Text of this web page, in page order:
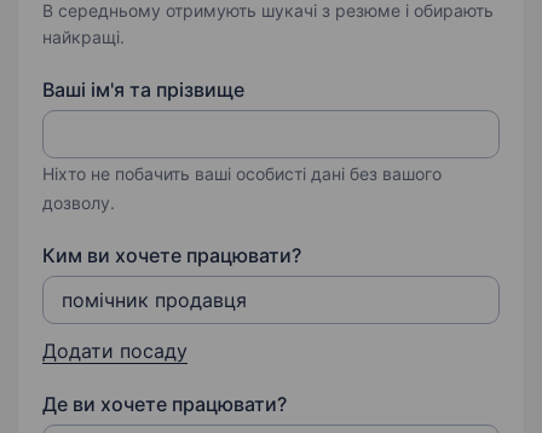
В середньому отримують шукачі з резюме і обирають
найкращі.
Ваші ім'я та прізвище
Ніхто не побачить ваші особисті дані без вашого
дозволу.
Ким ви хочете працювати?
Додати посаду
Де ви хочете працювати?